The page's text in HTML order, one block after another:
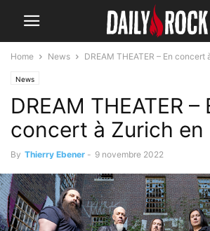
Home News DREAM THEATER – En
News
DREAM THEATER –
concert à Zurich en
By Thierry Ebener - 9 novembre 2022